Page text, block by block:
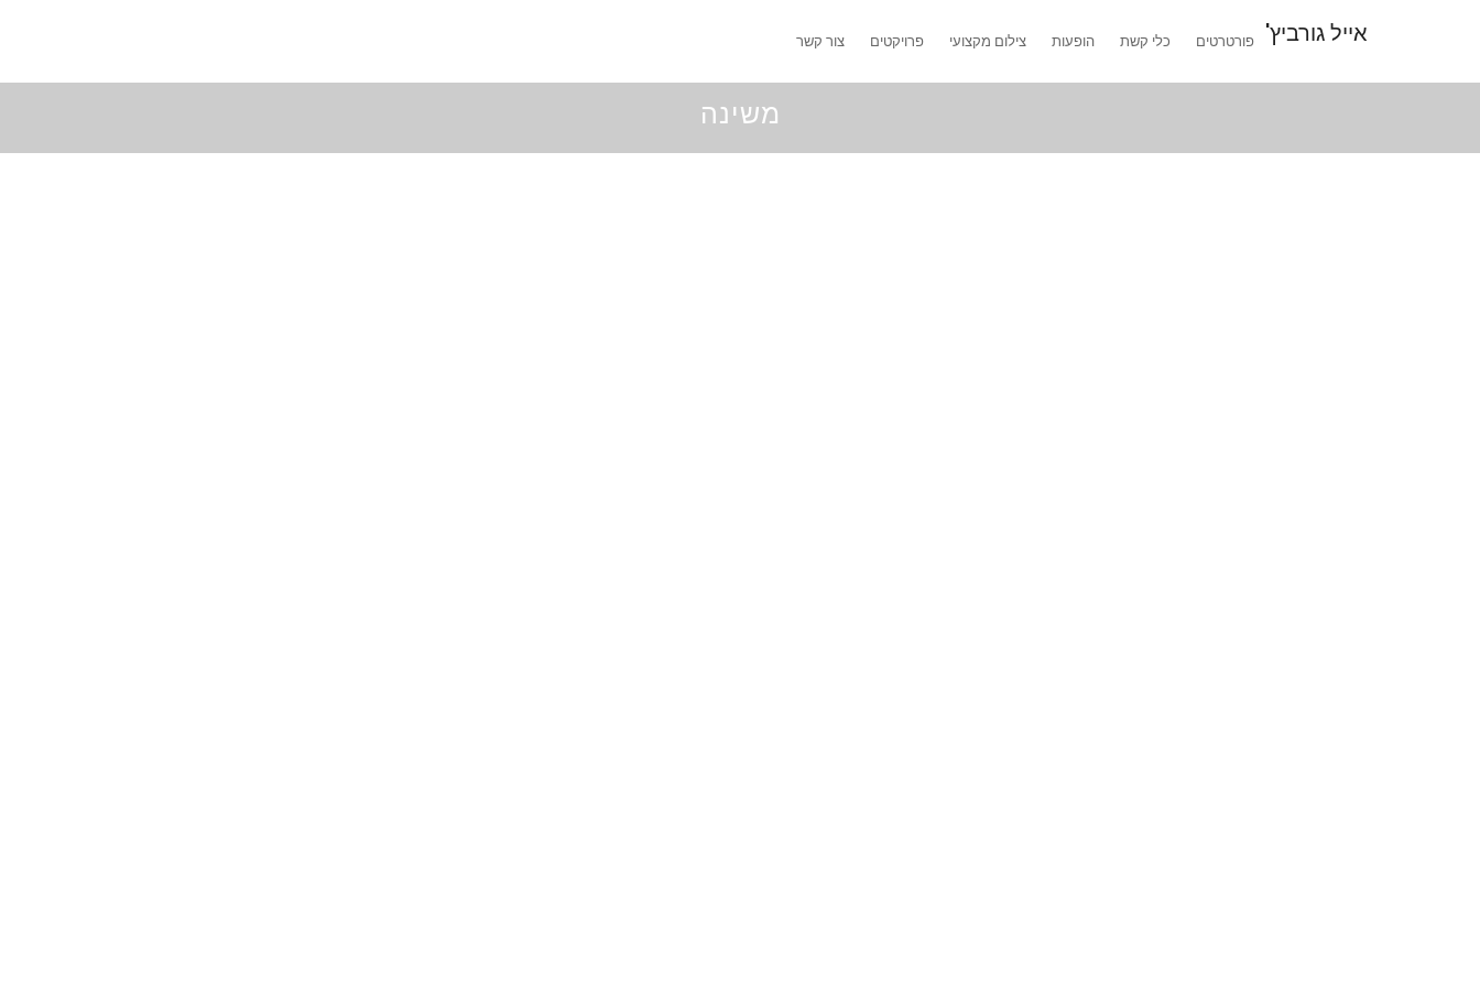
אייל גורביץ' פורטרטים כלי קשת הופעות צילום מקצועי פרויקטים צור קשר
משינה